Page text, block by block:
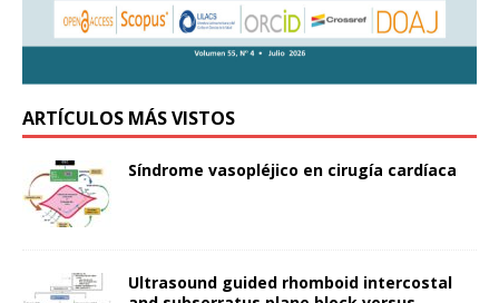
ARTÍCULOS MÁS VISTOS
Síndrome vasopléjico en cirugía cardíaca
Ultrasound guided rhomboid intercostal